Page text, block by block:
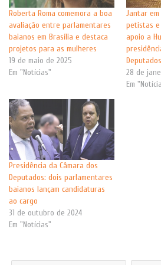
Roberta Roma comemora a boa
avaliação entre parlamentares
baianos em Brasília e destaca
projetos para as mulheres
19 de maio de 2025
Em "Notícias"
Jantar em
petistas e
apoio a
Deputados
28 de
Em
Presidência da Câmara dos
Deputados: dois parlamentares
baianos lançam candidaturas
ao cargo
31 de outubro de 2024
Em "Notícias"